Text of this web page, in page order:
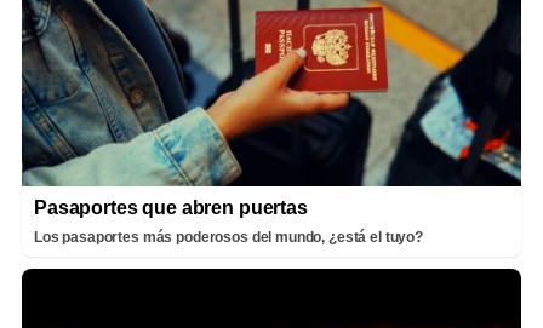
Pasaportes que abren puertas
Los pasaportes más poderosos del mundo, ¿está el tuyo?